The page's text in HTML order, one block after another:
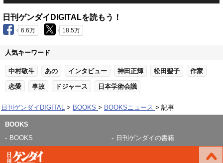
日刊ゲンダイDIGITALを読もう！
6.6万 18.5万
人気キーワード
中村敬斗 あの インタビュー 神田正輝 松田聖子 作家
恋愛 事故 ドジャース 日本学術会議
日刊ゲンダイDIGITAL BOOKS BOOKSニュース 記事
BOOKS
BOOKS
日刊ゲンダイの書籍